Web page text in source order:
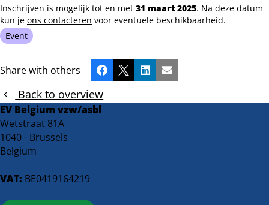
Inschrijven is mogelijk tot en met 31 maart 2025. Na deze datum
kun je ons contacteren voor eventuele beschikbaarheid.
Event
Share with others Facebook
X LinkedInEmail
Back to overview
EV Belgium vzw/asbl
Wetstraat 81A
1040 - Brussels
Belgium
VAT: BE0419164219